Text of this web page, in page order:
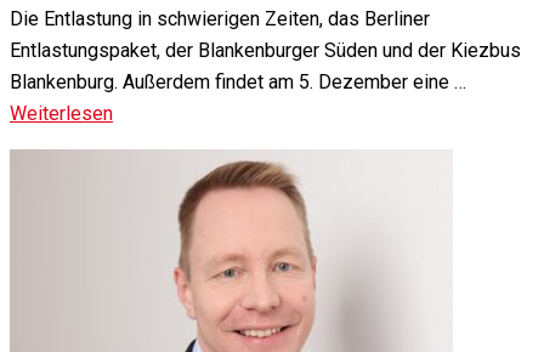
Die Entlastung in schwierigen Zeiten, das Berliner
Entlastungspaket, der Blankenburger Süden und der Kiezbus
Blankenburg. Außerdem findet am 5. Dezember eine …
Weiterlesen